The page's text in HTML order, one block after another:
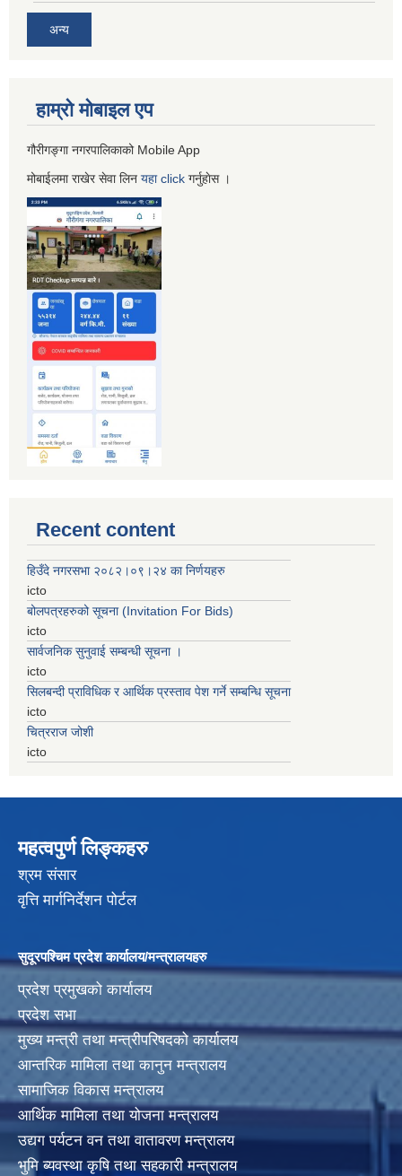
अन्य
हाम्रो माेबाइल एप
गौरीगङ्गा नगरपालिकाको Mobile App
मोबाईलमा राखेर सेवा लिन यहाclick गर्नुहाेस ।
Recent content
हिउँदे नगरसभा २०८२।०९।२४ का निर्णयहरु
icto
बोलपत्रहरुको सूचना (Invitation For Bids)
icto
सार्वजनिक सुनुवाई सम्बन्धी सूचना ।
icto
सिलबन्दी प्राविधिक र आर्थिक प्रस्ताव पेश गर्ने सम्बन्धि सूचना
icto
चित्रराज जोशी
icto
महत्वपुर्ण लिङ्कहरु
श्रम संसार
वृत्ति मार्गनिर्देशन पोर्टल
सुदूरपश्चिम प्रदेश कार्यालय/मन्त्रालयहरु
प्रदेश प्रमुखको कार्यालय
प्रदेश सभा
मुख्य मन्त्री तथा मन्त्रीपरिषदको कार्यालय
आन्तरिक मामिला तथा कानुन मन्त्रालय
सामाजिक विकास मन्त्रालय
आर्थिक मामिला तथा योजना मन्त्रालय
उद्यग पर्यटन वन तथा वातावरण मन्त्रालय
भुमि ब्यवस्था कृषि तथा सहकारी मन्त्रालय